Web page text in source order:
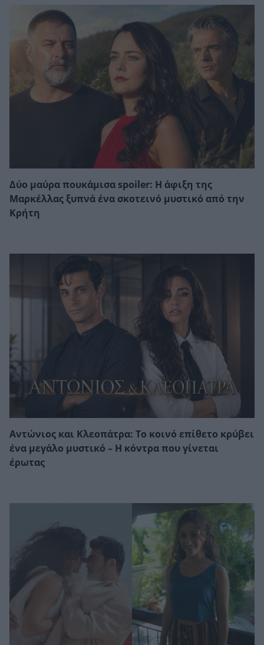
Δύο μαύρα πουκάμισα spoiler: Η άφιξη της
Μαρκέλλας ξυπνά ένα σκοτεινό μυστικό από την
Κρήτη
Αντώνιος και Κλεοπάτρα: Το κοινό επίθετο κρύβει
ένα μεγάλο μυστικό – Η κόντρα που γίνεται
έρωτας